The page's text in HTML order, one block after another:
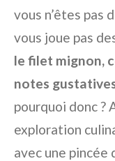
vous n’êtes pas
vous joue pas
le filet mignon,
notes
pourquoi donc ?
exploration
avec une pincée